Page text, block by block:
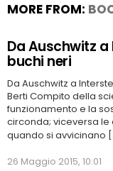
MORE FROM:
Da Auschwitz
buchi neri
Da Auschwitz a
Berti Compito della
funzionamento e la
circonda; viceversa le
quando si avvicinano
26 Maggio 2015, 10:01